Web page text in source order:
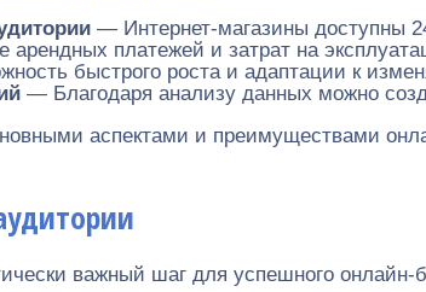
— Интернет-магазины доступны
платежей и затрат на
быстрого роста и адаптации к
— Благодаря анализу данных можно
аспектами и преимуществами
важный шаг для успешного онлайн-